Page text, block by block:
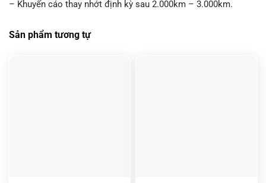
– Khuyến cáo thay nhớt định kỳ sau 2.000km – 3.000km.
Sản phẩm tương tự